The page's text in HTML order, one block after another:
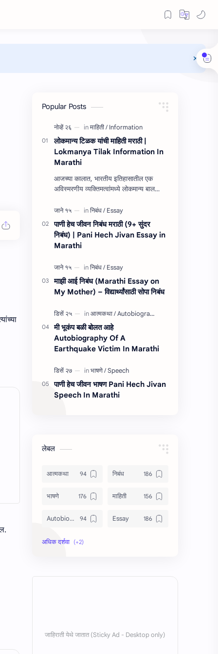
Popular Posts
लोकमान्य टिळक यांची माहिती मराठी |
Lokmanya Tilak Information In
Marathi
आजच्या कालात, भारतीय इतिहासातील एक
अविस्मरणीय व्यक्तिमत्वांमध्ये लोकमान्य बाल
यशाची किंवा कार्यांची माहित…
पाणी हेच जीवन निबंध मराठी (9+ सुंदर
निबंध) | Pani Hech Jivan Essay in
Marathi
माझी आई निबंध (Marathi Essay on
My Mother) – विद्यार्थ्यांसाठी सोपा निबंध
मी भूकंप बळी बोलत आहे
Autobiography Of A
Earthquake Victim In Marathi
पाणी हेच जीवन भाषण Pani Hech Jivan
Speech In Marathi
लेबल
आत्मकथा निबंध
भाषणे माहिती
Autobiography Essay
Information